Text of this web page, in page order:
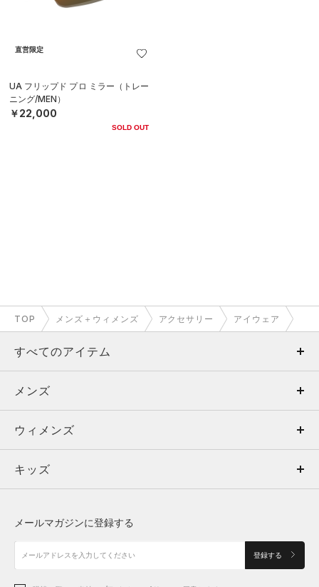
直営限定
UA フリップド プロ ミラー（トレー
ニング/MEN）
￥22,000
SOLD OUT
TOP メンズ＋ウィメンズ アクセサリー アイウェア
すべてのアイテム
メンズ
ウィメンズ
キッズ
アクセサリー
メンズ
トップス
ボトムス
アクセサリー
ウィメンズ
トップス
シューズ
キッズ
メールマガジンに登録する
登録する